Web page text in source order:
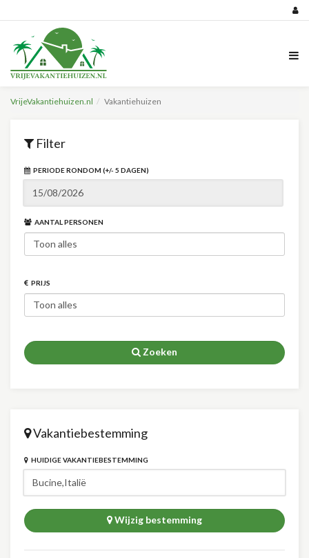
VrijeVakantiehuizen.nl Vakantiehuizen
Filter
PERIODE RONDOM (+/- 5 DAGEN)
AANTAL PERSONEN
PRIJS
Zoeken
Vakantiebestemming
HUIDIGE VAKANTIEBESTEMMING
Wijzig bestemming